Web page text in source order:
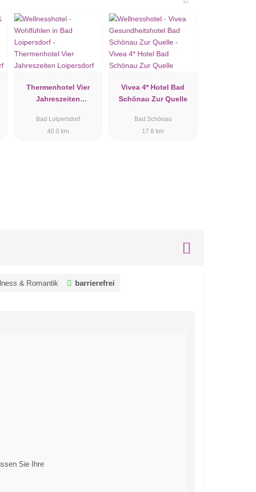
Thermenhotel Vier
Jahreszeiten
Bad Loipersdorf
40.0 km
Vivea 4* Hotel Bad
Schönau Zur Quelle
Bad Schönau
17.8 km
& Romantik barrierefrei
Sie Ihre